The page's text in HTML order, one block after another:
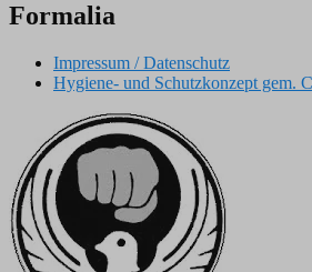
Formalia
Impressum / Datenschutz
Hygiene- und Schutzkonzept gem.